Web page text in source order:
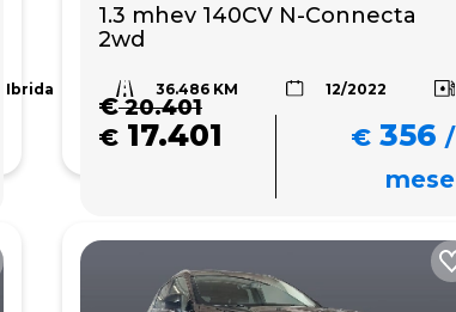
Ibrida
1.3 mhev 140CV N-Connecta
2wd
36.486 KM 12/2022
€20.401
€ 17.401 € 356 /
mese